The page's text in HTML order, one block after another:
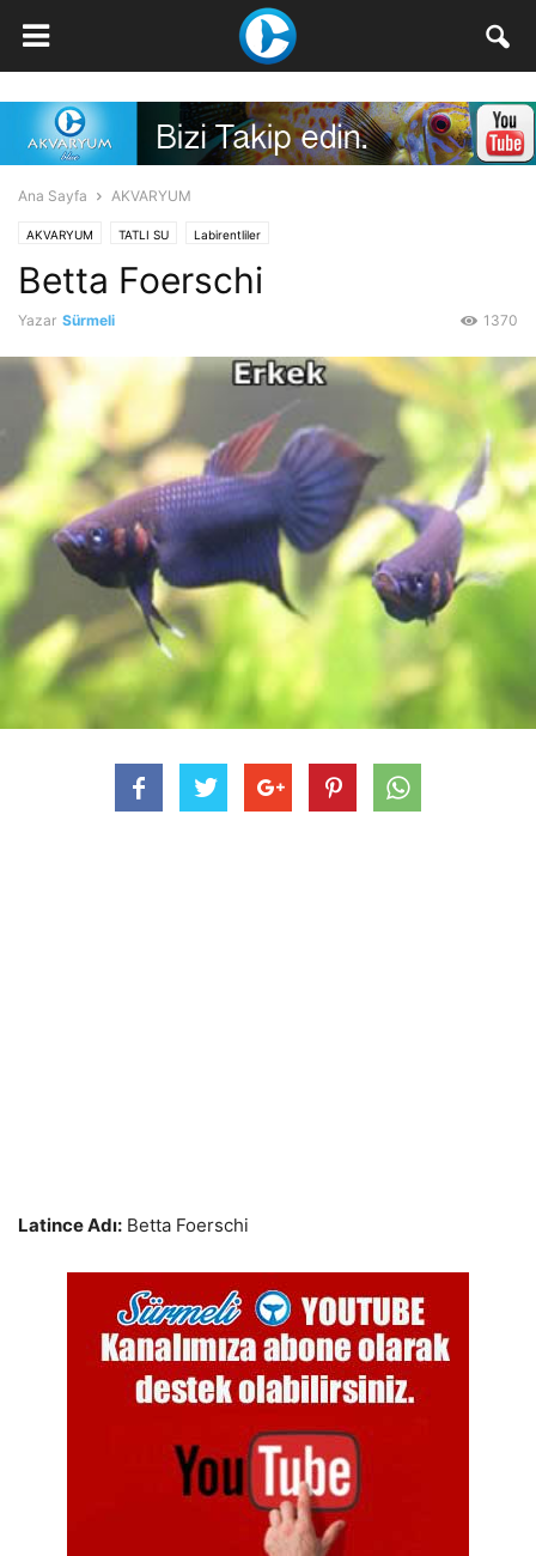
Ana Sayfa AKVARYUM
AKVARYUM TATLI SU Labirentliler
Betta Foerschi
Yazar Sürmeli 1370
Latince Adı: Betta Foerschi